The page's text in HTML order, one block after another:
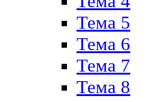
Тема 5
Тема 6
Тема 7
Тема 8